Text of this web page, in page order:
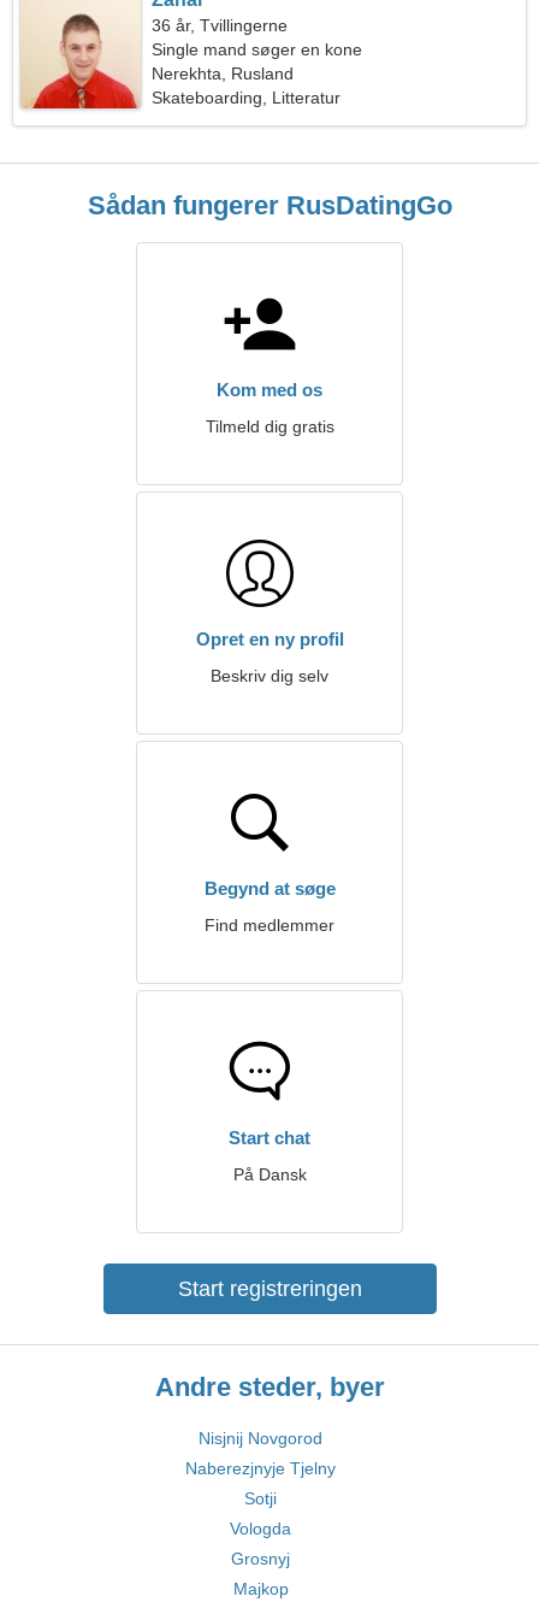
36 år, Tvillingerne
Single mand søger en kone
Nerekhta, Rusland
Skateboarding, Litteratur
Sådan fungerer RusDatingGo
Kom med os
Tilmeld dig gratis
Opret en ny profil
Beskriv dig selv
Begynd at søge
Find medlemmer
Start chat
På Dansk
Start registreringen
Andre steder, byer
Nisjnij Novgorod
Naberezjnyje Tjelny
Sotji
Vologda
Grosnyj
Majkop